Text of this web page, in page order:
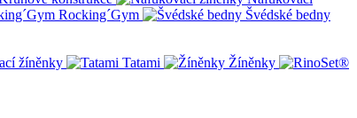
Rocking´Gym
Švédské bedny
žíněnky Tatami
Žíněnky